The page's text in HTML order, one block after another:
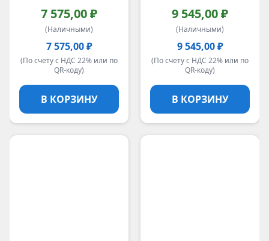
Samsung
OKI
Konica-Minolta
Прочее
КАТЮША
BROTHER
Konica
GoodWill
7 575,00 ₽
(Наличными)
7 575,00 ₽
(По счету с НДС 22% или по
QR-коду)
В КОРЗИНУ
9 545,00 ₽
(Наличными)
9 545,00 ₽
(По счету с НДС 22% или по
QR-коду)
В КОРЗИНУ